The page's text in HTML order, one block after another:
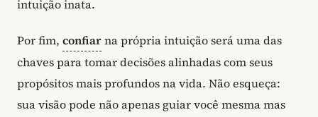
intuição inata.
Por fim, confiarna própria intuição será uma das
chaves para tomar decisões alinhadas com seus
propósitos mais profundos na vida. Não esqueça:
sua visão pode não apenas guiar você mesma mas